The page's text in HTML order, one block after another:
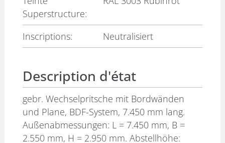
Superstructure:
Inscriptions: Neutralisiert
Description d'état
gebr. Wechselpritsche mit Bordwänden
und Plane, BDF-System, 7.450 mm lang.
Außenabmessungen: L = 7.450 mm, B =
2.550 mm, H = 2.950 mm. Abstellhöhe: